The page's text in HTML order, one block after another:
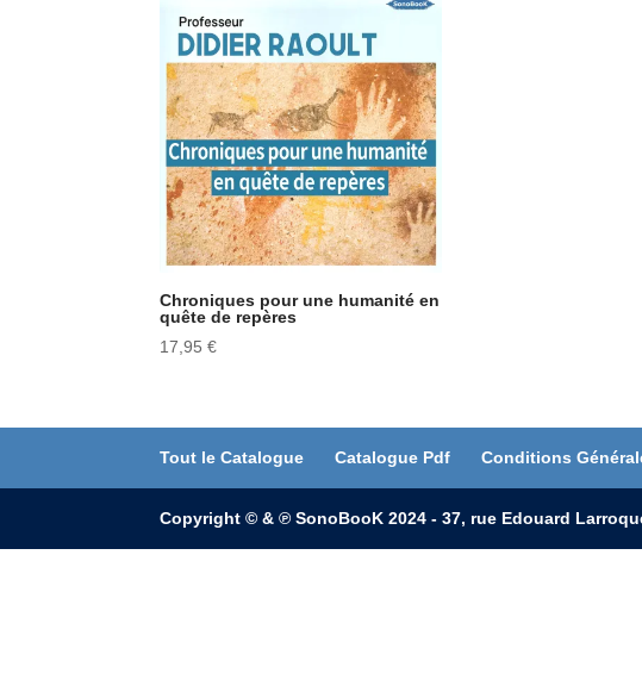
Chroniques pour une humanité en
quête de repères
17,95€
Tout le Catalogue Catalogue Pdf Conditions
Copyright © & ℗ SonoBooK 2024 - 37, rue Edouard